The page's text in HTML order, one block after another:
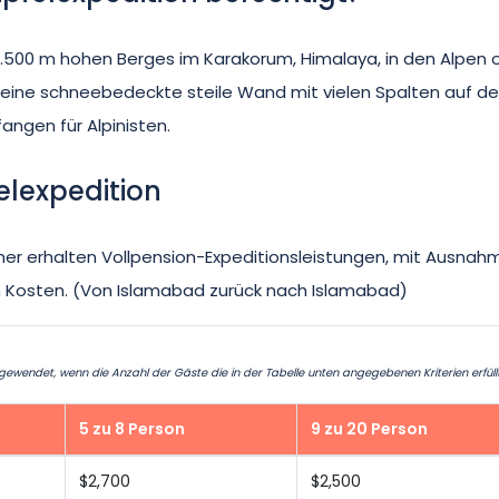
m hohen Berges im Karakorum, Himalaya, in den Alpen
schneebedeckte steile Wand mit vielen Spalten auf
für Alpinisten.
erhalten Vollpension-Expeditionsleistungen, mit
(Von Islamabad zurück nach Islamabad)
wenn die Anzahl der Gäste die in der Tabelle unten angegebenen Kriterien
5 zu 8 Person 9 zu 20 Person
$2,700 $2,500